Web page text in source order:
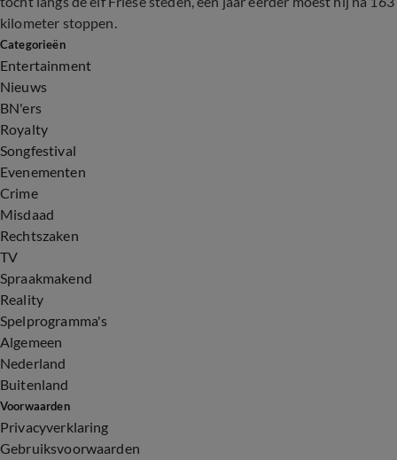
kilometer stoppen.
Categorieën
Entertainment
Nieuws
BN'ers
Royalty
Songfestival
Evenementen
Crime
Misdaad
Rechtszaken
TV
Spraakmakend
Reality
Spelprogramma's
Algemeen
Nederland
Buitenland
Voorwaarden
Privacyverklaring
Gebruiksvoorwaarden